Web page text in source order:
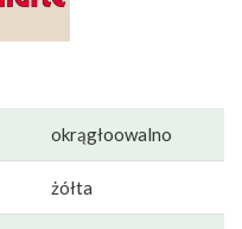
okrągłoowalno
żółta